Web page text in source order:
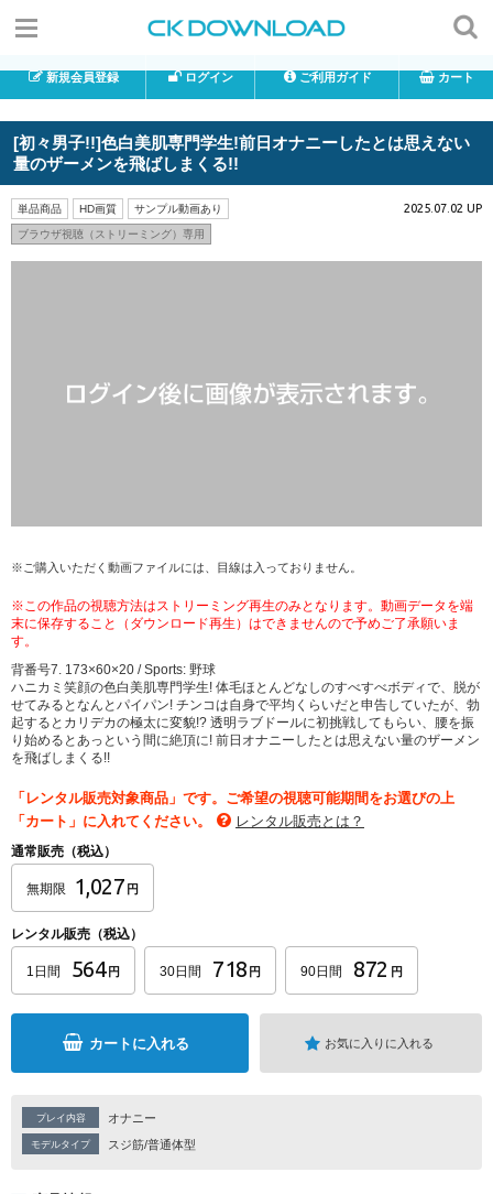
新規会員登録 ログイン ご利用ガイド カート
[初々男子!!]色白美肌専門学生!前日オナニーしたとは思えない
量のザーメンを飛ばしまくる!!
単品商品 HD画質 サンプル動画あり
ブラウザ視聴（ストリーミング）専用
2025.07.02 UP
※ご購入いただく動画ファイルには、目線は入っておりません。
※この作品の視聴方法はストリーミング再生のみとなります。動画データを端
末に保存すること（ダウンロード再生）はできませんので予めご了承願いま
す。
背番号7. 173×60×20 / Sports: 野球
ハニカミ笑顔の色白美肌専門学生! 体毛ほとんどなしのすべすべボディで、脱が
せてみるとなんとパイパン! チンコは自身で平均くらいだと申告していたが、勃
起するとカリデカの極太に変貌!? 透明ラブドールに初挑戦してもらい、腰を振
り始めるとあっという間に絶頂に! 前日オナニーしたとは思えない量のザーメン
を飛ばしまくる!!
「レンタル販売対象商品」です。ご希望の視聴可能期間をお選びの上
「カート」に入れてください。
レンタル販売とは？
通常販売（税込）
無期限 1,027 円
レンタル販売（税込）
1日間 564 円 30日間 718 円 90日間 872 円
カートに入れる お気に入りに入れる
プレイ内容 オナニー
モデルタイプ スジ筋/普通体型